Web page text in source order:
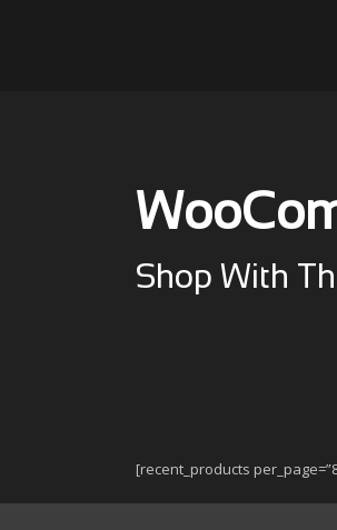
Shop With
[recent_products